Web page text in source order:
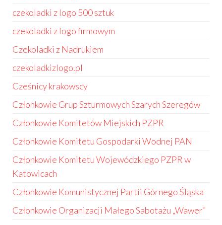
czekoladki z logo 500 sztuk
czekoladki z logo firmowym
Czekoladki z Nadrukiem
czekoladkizlogo.pl
Cześnicy krakowscy
Członkowie Grup Szturmowych Szarych Szeregów
Członkowie Komitetów Miejskich PZPR
Członkowie Komitetu Gospodarki Wodnej PAN
Członkowie Komitetu Wojewódzkiego PZPR w
Katowicach
Członkowie Komunistycznej Partii Górnego Śląska
Członkowie Organizacji Małego Sabotażu „Wawer”